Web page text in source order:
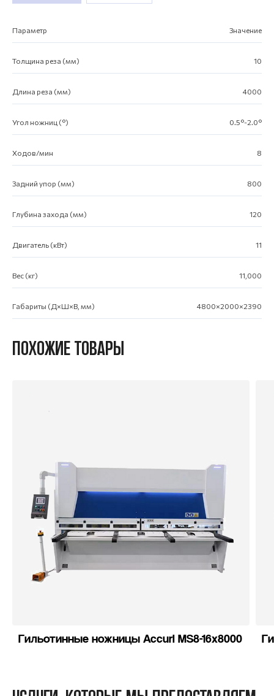
Параметр Значение
Толщина реза (мм) 10
Длина реза (мм) 4000
Угол ножниц (°) 0.5°-2.0°
Ходов/мин 8
Задний упор (мм) 800
Глубина захода (мм) 120
Двигатель (кВт) 11
Вес (кг) 11,000
Габариты (Д×Ш×В, мм) 4800×2000×2390
ПОХОЖИЕ ТОВАРЫ
Гильотинные ножницы Accurl MS8-16x8000